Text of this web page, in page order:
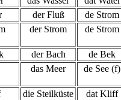
der Fluß de Strom
der Strom de Strom
der Bach de Bek
das Meer de See (f)
die Steilküste dat Kliff